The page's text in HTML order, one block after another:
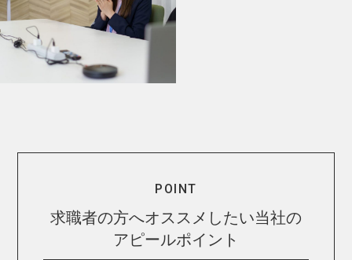
POINT
求職者の方へオススメしたい当社の
アピールポイント